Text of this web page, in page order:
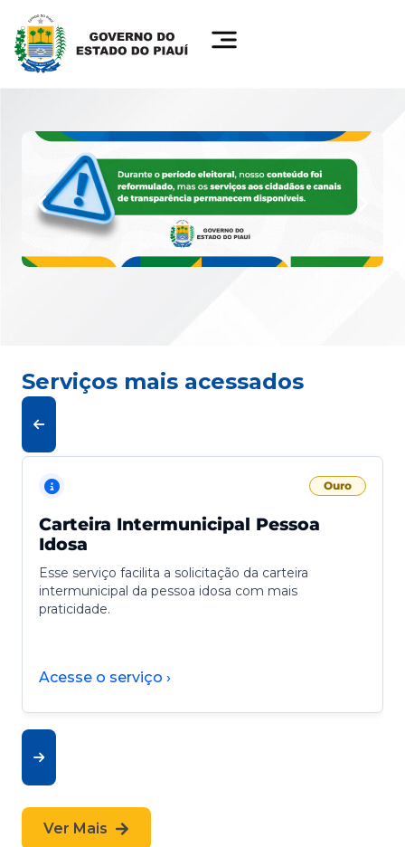
Serviços mais acessados
Ouro
Carteira Intermunicipal Pessoa
Idosa
Esse serviço facilita a solicitação da carteira
intermunicipal da pessoa idosa com mais
praticidade.
Acesse o serviço ›
Ver Mais